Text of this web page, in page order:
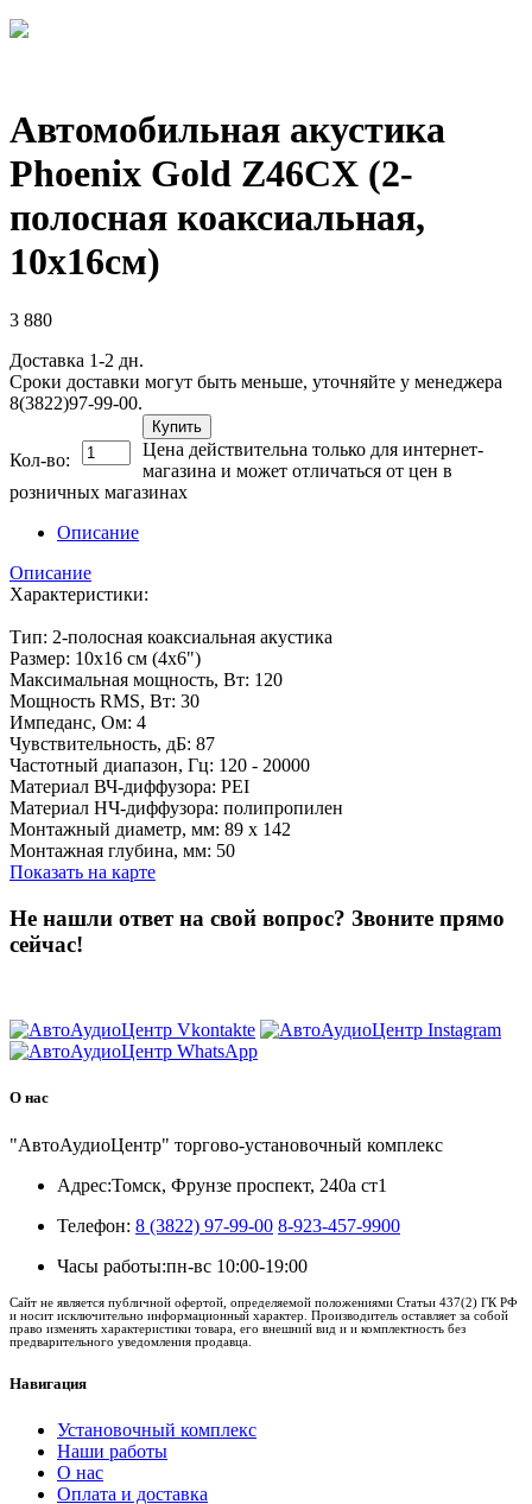
Автомобильная акустика
Phoenix Gold Z46CX (2-
полосная коаксиальная,
10х16см)
3 880
Доставка 1-2 дн.
Сроки доставки могут быть меньше, уточняйте у менеджера
8(3822)97-99-00.
Кол-во:
Купить
Цена действительна только для интернет-
магазина и может отличаться от цен в
розничных магазинах
Описание
Описание
Характеристики:
Тип: 2-полосная коаксиальная акустика
Размер: 10х16 см (4х6")
Максимальная мощность, Вт: 120
Мощность RMS, Вт: 30
Импеданс, Ом: 4
Чувствительность, дБ: 87
Частотный диапазон, Гц: 120 - 20000
Материал ВЧ-диффузора: PEI
Материал НЧ-диффузора: полипропилен
Монтажный диаметр, мм: 89 x 142
Монтажная глубина, мм: 50
Показать на карте
Не нашли ответ на свой вопрос? Звоните прямо
сейчас!
О нас
"АвтоАудиоЦентр" торгово-установочный комплекс
Адрес:Томск, Фрунзе проспект, 240а ст1
Телефон: 8 (3822) 97-99-00 8-923-457-9900
Часы работы:пн-вс 10:00-19:00
Сайт не является публичной офертой, определяемой положениями Статьи 437(2) ГК РФ
и носит исключительно информационный характер. Производитель оставляет за собой
право изменять характеристики товара, его внешний вид и и комплектность без
предварительного уведомления продавца.
Навигация
Установочный комплекс
Наши работы
О нас
Оплата и доставка